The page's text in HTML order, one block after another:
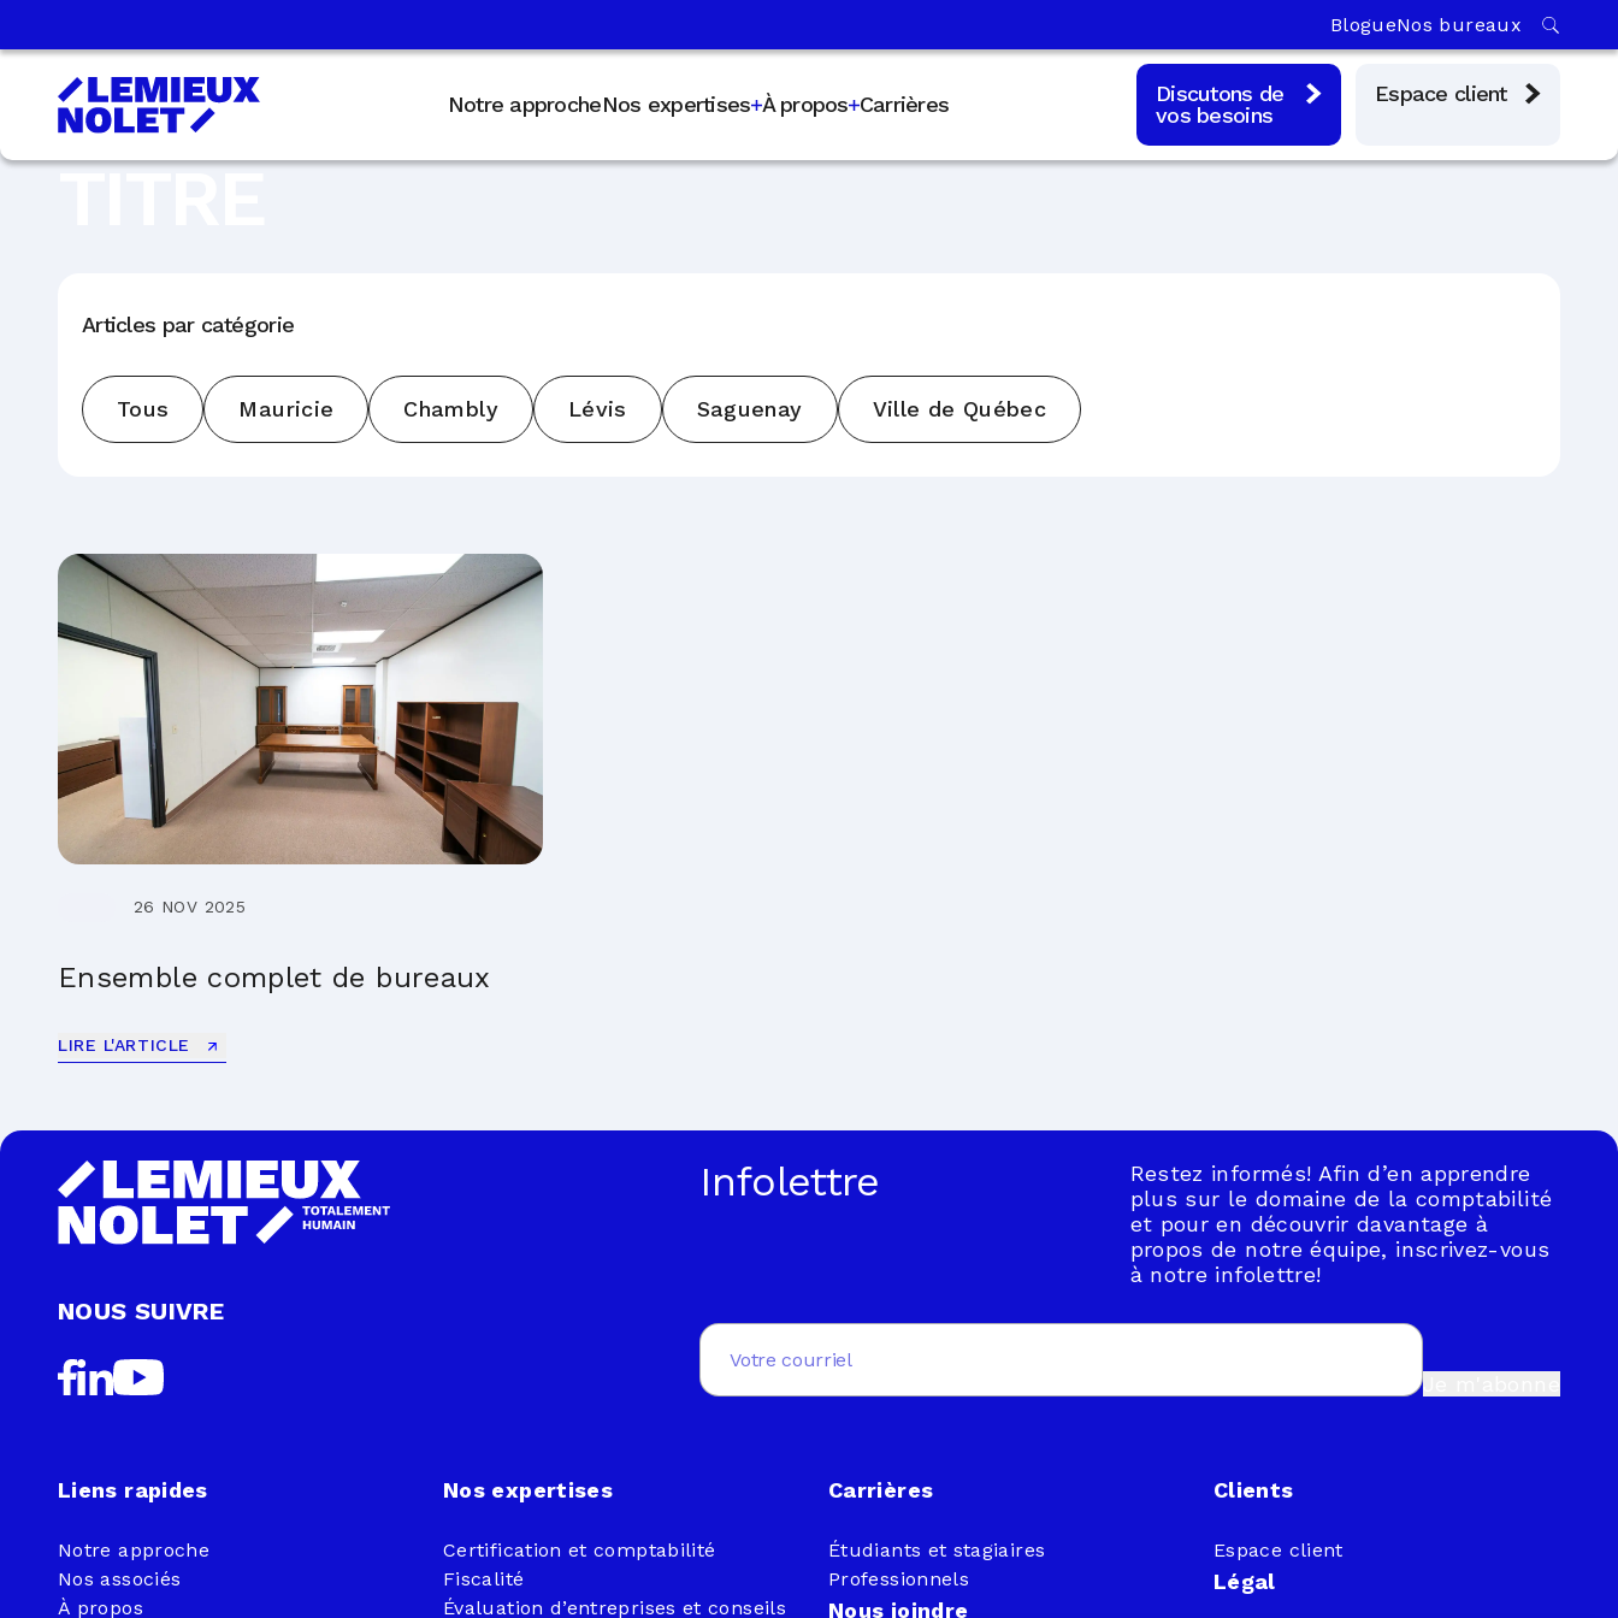
BlogueNos bureaux
Notre approcheNos expertises À propos Carrières
Discutons de
vos besoins
Espace client
TITRE
Articles par catégorie
Tous Mauricie Chambly Lévis Saguenay Ville de Québec
26 NOV 2025
Ensemble complet de bureaux
LIRE L'ARTICLE
NOUS SUIVRE
Infolettre
Restez informés! Afin d’en apprendre
plus sur le domaine de la comptabilité
et pour en découvrir davantage à
propos de notre équipe, inscrivez-vous
à notre infolettre!
Email
Je m'abonne
Liens rapides
Notre approche
Nos associés
À propos
Nos expertises
Certification et comptabilité
Fiscalité
Évaluation d’entreprises et conseils
Carrières
Étudiants et stagiaires
Professionnels
Nous joindre
Clients
Espace client
Légal